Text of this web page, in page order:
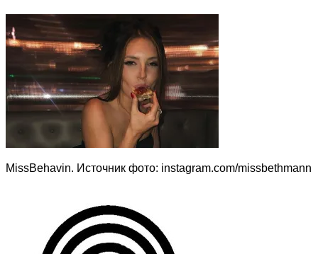
MissBehavin. Источник фото: instagram.com/missbethmann